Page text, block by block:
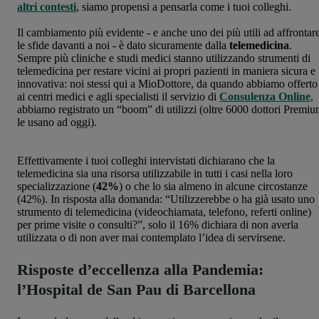
altri contesti, siamo propensi a pensarla come i tuoi colleghi.
Il cambiamento più evidente - e anche uno dei più utili ad
le sfide davanti a noi - è dato sicuramente dalla telemedicina.
Sempre più cliniche e studi medici stanno utilizzando strumenti di
telemedicina per restare vicini ai propri pazienti in maniera sicura e
innovativa: noi stessi qui a MioDottore, da quando abbiamo offerto
ai centri medici e agli specialisti il servizio di Consulenza Online,
abbiamo registrato un “boom” di utilizzi (oltre 6000 dottori
le usano ad oggi).
Effettivamente i tuoi colleghi intervistati dichiarano che la
telemedicina sia una risorsa utilizzabile in tutti i casi nella loro
specializzazione (42%) o che lo sia almeno in alcune circostanze
(42%). In risposta alla domanda: “Utilizzerebbe o ha già usato uno
strumento di telemedicina (videochiamata, telefono, referti online)
per prime visite o consulti?”, solo il 16% dichiara di non averla
utilizzata o di non aver mai contemplato l’idea di servirsene.
Risposte d’eccellenza alla Pandemia:
l’Hospital de San Pau di Barcellona